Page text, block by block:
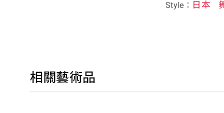
Style： 日本
相關藝術品